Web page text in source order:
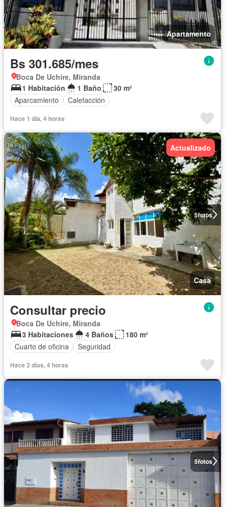
Apartamento
Bs 301.685/mes
Boca De Uchire, Miranda
1 Habitación
1 Baño
30 m²
Aparcamiento
Calefacción
Hace 1 día, 4 horas
5fotos
Actualizado
Casa
Consultar precio
Boca De Uchire, Miranda
3 Habitaciones
4 Baños
180 m²
Cuarto de oficina
Seguridad
Hace 2 días, 4 horas
5fotos